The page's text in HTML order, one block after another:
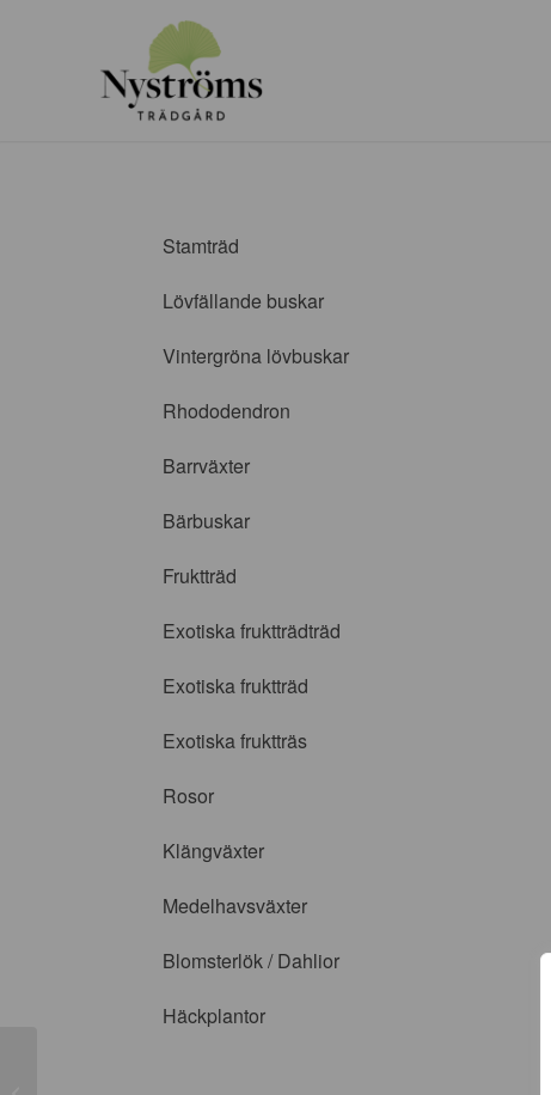
Stamträd
Lövfällande buskar
Vintergröna lövbuskar
Rhododendron
Barrväxter
Bärbuskar
Fruktträd
Exotiska fruktträdträd
Exotiska fruktträd
Exotiska fruktträs
Rosor
Klängväxter
Medelhavsväxter
Blomsterlök / Dahlior
Häckplantor